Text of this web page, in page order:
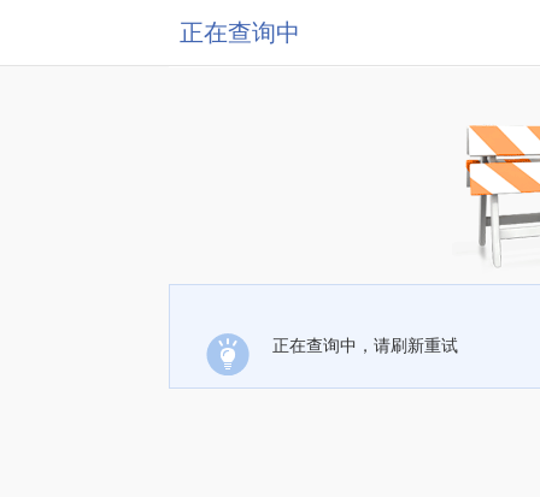
正在查询中
正在查询中，请刷新重试